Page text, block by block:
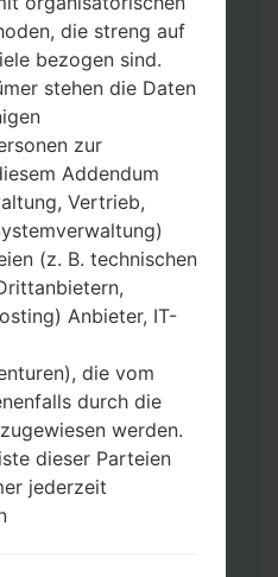
PC: Odin 3
Firmware-Datei
Sie sie.
Sie hier 1 Firmware-
Sie 5 Firmware-
Dateien:
& Region & Operator“
„Country & Region &
Odin 3 alle
die streng auf
bezogen sind.
stehen die Daten
zur
Addendum
Vertrieb,
(z. B. technischen
Anbieter, IT-
die vom
durch die
werden.
dieser Parteien
jederzeit